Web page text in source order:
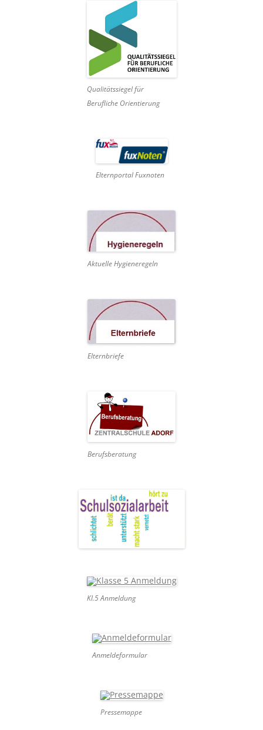
Qualitätssiegel für
Berufliche Orientierung
Elternportal Fuxnoten
Aktuelle Hygieneregeln
Elternbriefe
Berufsberatung
Kl.5 Anmeldung
Anmeldeformular
Pressemappe